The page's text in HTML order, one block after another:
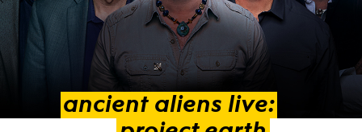
ancient aliens live: